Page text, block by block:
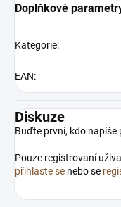
Doplňkové
Kategorie:
EAN:
Diskuze
Buďte první, kdo napíše
Pouze registrovaní
přihlaste se nebo se